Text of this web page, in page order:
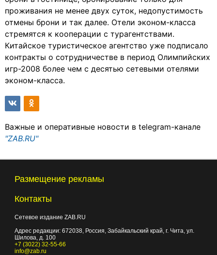
проживания не менее двух суток, недопустимость
отмены брони и так далее. Отели эконом-класса
стремятся к кооперации с турагентствами.
Китайское туристическое агентство уже подписало
контракты о сотрудничестве в период Олимпийских
игр-2008 более чем с десятью сетевыми отелями
эконом-класса.
Важные и оперативные новости в telegram-канале
"ZAB.RU"
Размещение рекламы
Контакты
Сетевое издание ZAB.RU
Адрес редакции: 672038, Россия, Забайкальский край, г. Чита, ул.
Шилова, д. 100
+7 (3022) 32-55-66
info@zab.ru